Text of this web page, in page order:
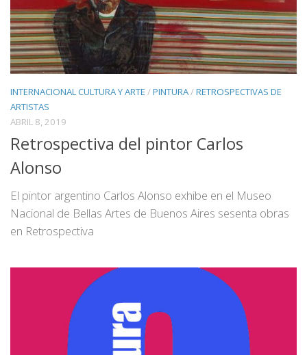
INTERNACIONAL CULTURA Y ARTE /PINTURA/RETROSPECTIVAS DE
ARTISTAS
ABRIL 8, 2019
Retrospectiva del pintor Carlos
Alonso
El pintor argentino Carlos Alonso exhibe en el Museo
Nacional de Bellas Artes de Buenos Aires sesenta obras
en Retrospectiva